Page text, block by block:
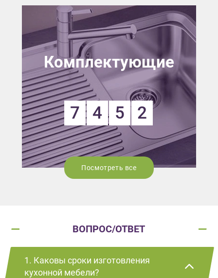
Комплектующие
7 4 5 2
Посмотреть все
ВОПРОС/ОТВЕТ
1. Каковы сроки изготовления
кухонной мебели?